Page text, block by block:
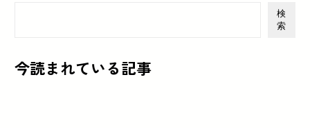
検
索
今読まれている記事